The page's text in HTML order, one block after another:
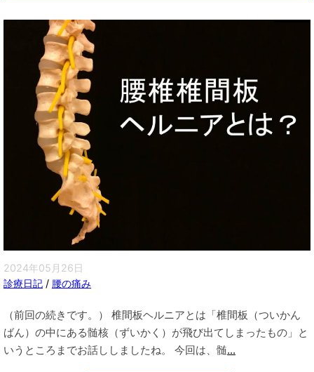
2024年05月26日
診療日記 / 腰の痛み
（前回の続きです。） 椎間板ヘルニアとは「椎間板（ついかん
ばん）の中にある髄核（ずいかく）が飛び出てしまったもの」と
いうところまでお話ししましたね。 今回は、髄...